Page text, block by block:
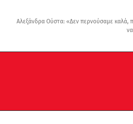
Αλεξάνδρα Ούστα: «Δεν περνούσαμε καλά,